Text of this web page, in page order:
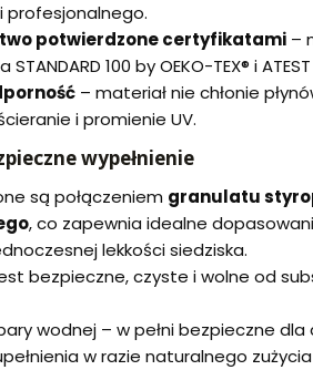
profesjonalnego.
potwierdzone certyfikatami –
100 by OEKO-TEX® i ATEST
– materiał nie chłonie
i promienie UV.
wypełnienie
są połączeniem granulatu
, co zapewnia idealne
lekkości siedziska.
bezpieczne, czyste i wolne od
wodnej – w pełni bezpieczne dla
w razie naturalnego